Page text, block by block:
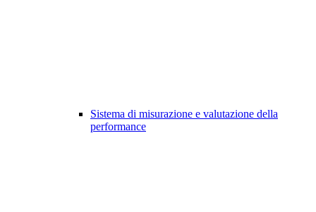
Sistema di misurazione e valutazione della
performance